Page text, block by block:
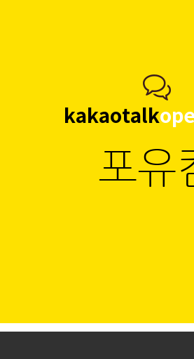
kakaotalk
포유